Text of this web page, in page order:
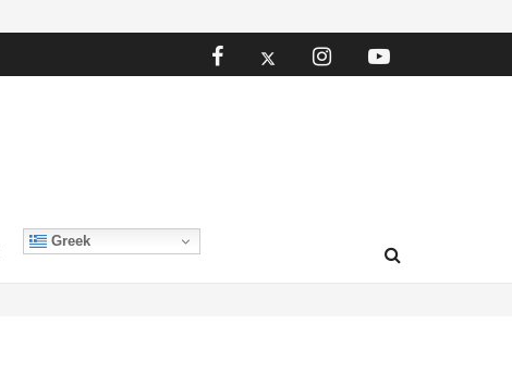
Greek